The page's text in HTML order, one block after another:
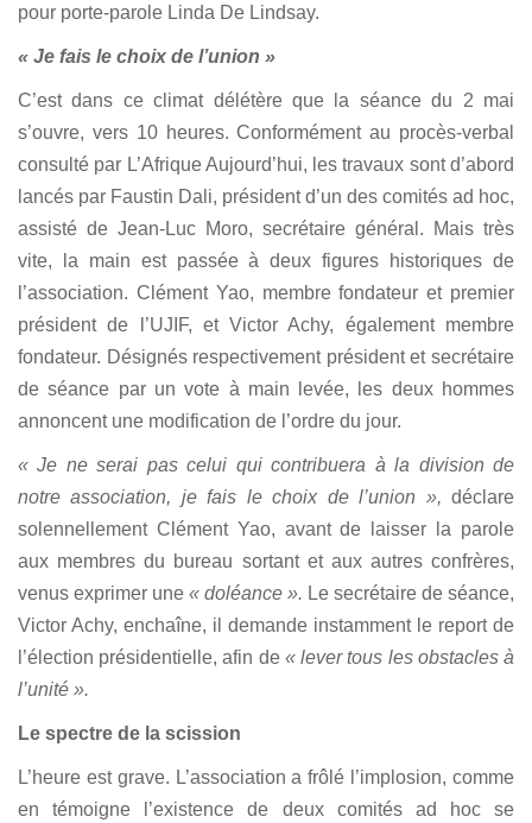
pour porte-parole Linda De Lindsay.
« Je fais le choix de l’union »
C’est dans ce climat délétère que la séance du 2 mai
s’ouvre, vers 10 heures. Conformément au procès-verbal
consulté par L’Afrique Aujourd’hui, les travaux sont d’abord
lancés par Faustin Dali, président d’un des comités ad hoc,
assisté de Jean-Luc Moro, secrétaire général. Mais très
vite, la main est passée à deux figures historiques de
l’association. Clément Yao, membre fondateur et premier
président de l’UJIF, et Victor Achy, également membre
fondateur. Désignés respectivement président et secrétaire
de séance par un vote à main levée, les deux hommes
annoncent une modification de l’ordre du jour.
« Je ne serai pas celui qui contribuera à la division de
notre association, je fais le choix de l’union », déclare
solennellement Clément Yao, avant de laisser la parole
aux membres du bureau sortant et aux autres confrères,
venus exprimer une « doléance ». Le secrétaire de séance,
Victor Achy, enchaîne, il demande instamment le report de
l’élection présidentielle, afin de « lever tous les obstacles à
l’unité ».
Le spectre de la scission
L’heure est grave. L’association a frôlé l’implosion, comme
en témoigne l’existence de deux comités ad hoc se